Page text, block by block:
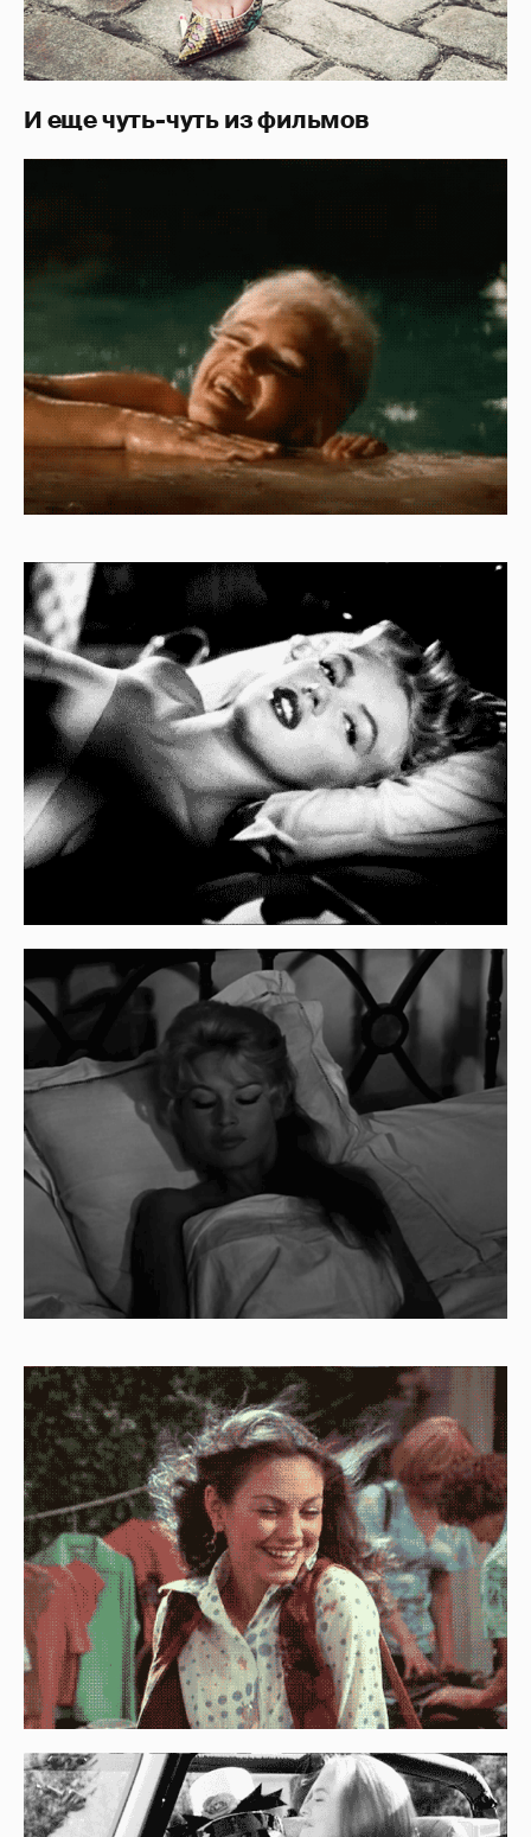
И еще чуть-чуть из фильмов